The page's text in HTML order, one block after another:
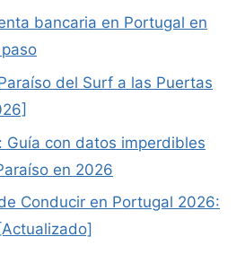
bancaria en Portugal en
del Surf a las Puertas
Guía con datos imperdibles
en 2026
Conducir en Portugal 2026: